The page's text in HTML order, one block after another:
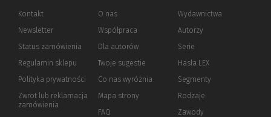
Kontakt
Newsletter
Status zamówienia
Regulamin sklepu
Polityka prywatności (Nowe
(Link
innej
Zwrot lub reklamacja
zamówienia
O nas
Współpraca
Dla autorów(Nowe
(Link
innej
strony)
Twoje sugestie
Co nas wyróżnia
Mapa strony
FAQ
Wydawnictwa
Autorzy
Serie
Hasła LEX
Segmenty
Rodzaje
Zawody